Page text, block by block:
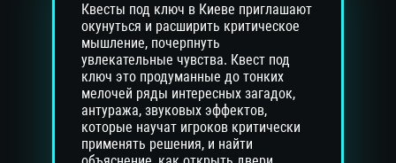
Квесты под ключ в Киеве приглашают
окунуться и расширить критическое
мышление, почерпнуть
увлекательные чувства. Квест под
ключ это продуманные до тонких
мелочей ряды интересных загадок,
антуража, звуковых эффектов,
которые научат игроков критически
применять решения, и найти